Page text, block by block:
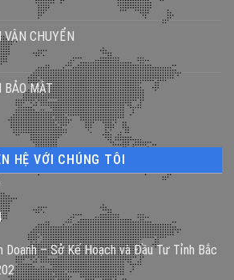
CHUYỂN
BẢO MẬT
HỆ VỚI CHÚNG TÔI
Doanh – Sở Kế Hoạch và Đầu Tư Tỉnh Bắc